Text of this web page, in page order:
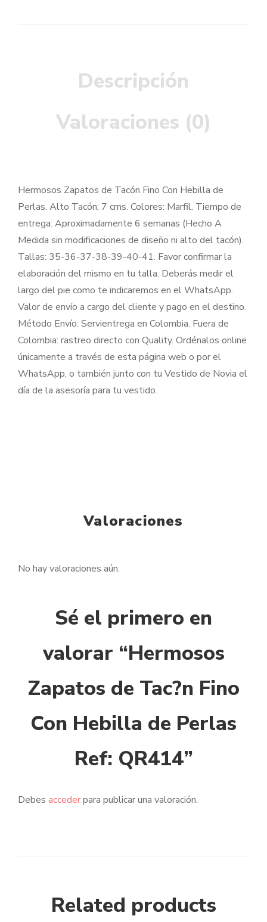
Descripción
Valoraciones (0)
Hermosos Zapatos de Tacón Fino Con Hebilla de
Perlas. Alto Tacón: 7 cms. Colores: Marfil. Tiempo de
entrega: Aproximadamente 6 semanas (Hecho A
Medida sin modificaciones de diseño ni alto del tacón).
Tallas: 35-36-37-38-39-40-41. Favor confirmar la
elaboración del mismo en tu talla. Deberás medir el
largo del pie como te indicaremos en el WhatsApp.
Valor de envío a cargo del cliente y pago en el destino.
Método Envío: Servientrega en Colombia. Fuera de
Colombia: rastreo directo con Quality. Ordénalos online
únicamente a través de esta página web o por el
WhatsApp, o también junto con tu Vestido de Novia el
día de la asesoría para tu vestido.
Valoraciones
No hay valoraciones aún.
Sé el primero en
valorar “Hermosos
Zapatos de Tac?n Fino
Con Hebilla de Perlas
Ref: QR414”
Debes accederpara publicar una valoración.
Related products